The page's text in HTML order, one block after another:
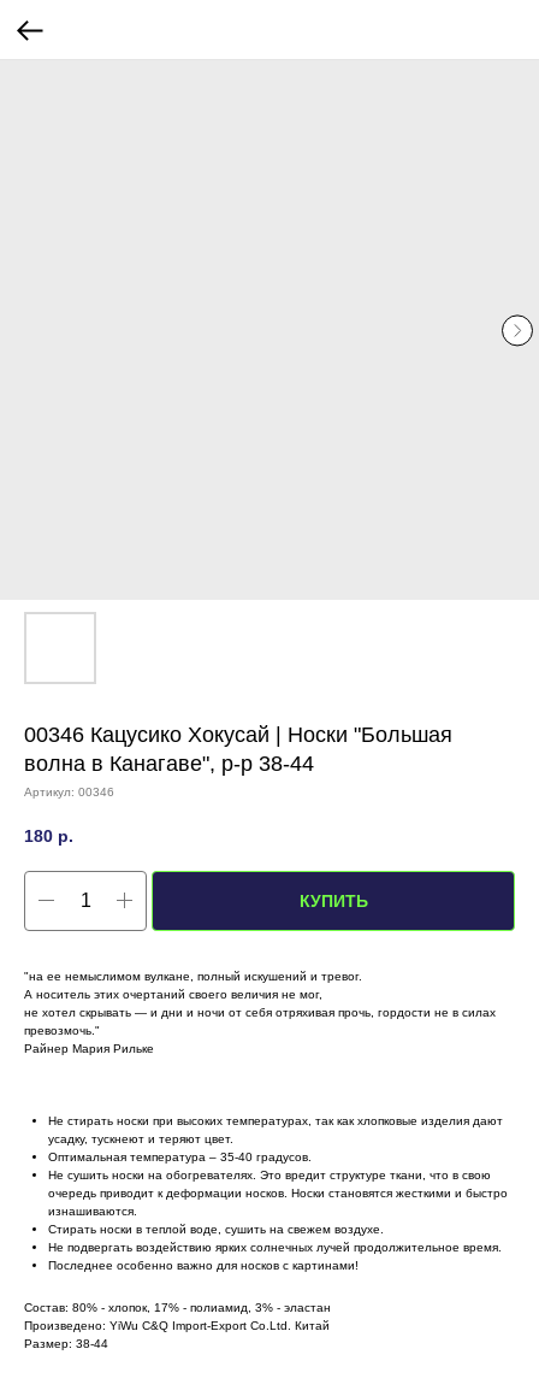
00346 Кацусико Хокусай | Носки "Большая
волна в Канагаве", р-р 38-44
Артикул: 00346
180 р.
КУПИТЬ
"на ее немыслимом вулкане, полный искушений и тревог.
А носитель этих очертаний своего величия не мог,
не хотел скрывать — и дни и ночи от себя отряхивая прочь, гордости не в силах
превозмочь."
Райнер Мария Рильке
Не стирать носки при высоких температурах, так как хлопковые изделия дают
усадку, тускнеют и теряют цвет.
Оптимальная температура – 35-40 градусов.
Не сушить носки на обогревателях. Это вредит структуре ткани, что в свою
очередь приводит к деформации носков. Носки становятся жесткими и быстро
изнашиваются.
Стирать носки в теплой воде, сушить на свежем воздухе.
Не подвергать воздействию ярких солнечных лучей продолжительное время.
Последнее особенно важно для носков с картинами!
Состав: 80% - хлопок, 17% - полиамид, 3% - эластан
Произведено: YiWu C&Q Import-Export Co.Ltd. Китай
Размер: 38-44